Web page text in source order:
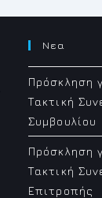
Νεα
Πρόσκληση
Τακτική
Συμβουλίου
Πρόσκληση
Τακτική
Επιτροπής